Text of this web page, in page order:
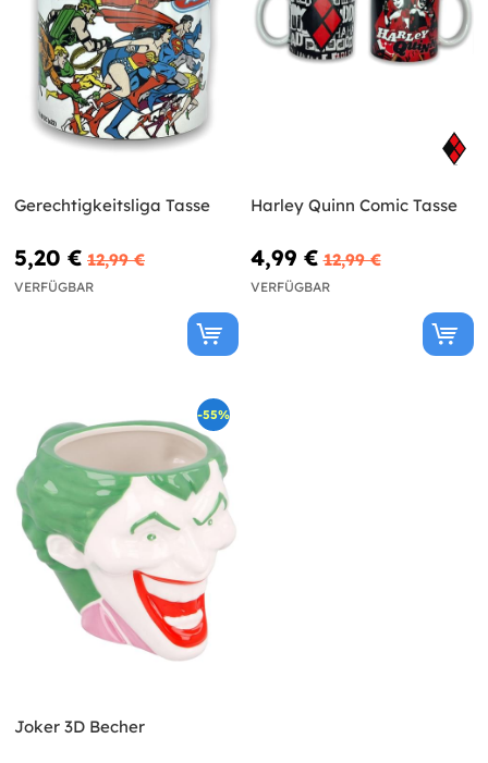
Gerechtigkeitsliga Tasse
5,20 € 12,99 €
VERFÜGBAR
Harley Quinn Comic Tasse
4,99 € 12,99 €
VERFÜGBAR
-55%
Joker 3D Becher